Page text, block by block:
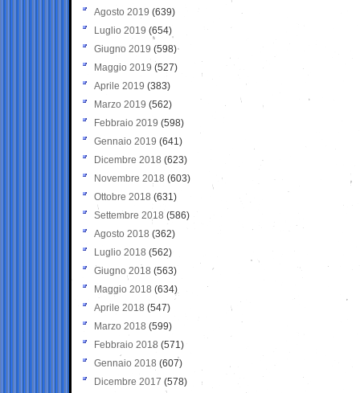
Agosto 2019 (639)
Luglio 2019 (654)
Giugno 2019 (598)
Maggio 2019 (527)
Aprile 2019 (383)
Marzo 2019 (562)
Febbraio 2019 (598)
Gennaio 2019 (641)
Dicembre 2018 (623)
Novembre 2018 (603)
Ottobre 2018 (631)
Settembre 2018 (586)
Agosto 2018 (362)
Luglio 2018 (562)
Giugno 2018 (563)
Maggio 2018 (634)
Aprile 2018 (547)
Marzo 2018 (599)
Febbraio 2018 (571)
Gennaio 2018 (607)
Dicembre 2017 (578)